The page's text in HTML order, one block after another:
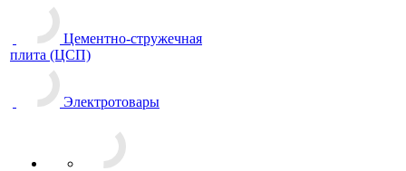
Цементно-стружечная
плита (ЦСП)
Электротовары